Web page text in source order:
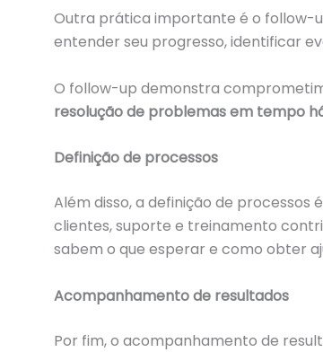
Outra prática importante é o follow-
entender seu progresso, identificar
O follow-up demonstra
resolução de problemas em tempo
Definição de processos
Além disso, a definição de
clientes, suporte e treinamento
sabem o que esperar e como obter
Acompanhamento de resultados
Por fim, o acompanhamento de